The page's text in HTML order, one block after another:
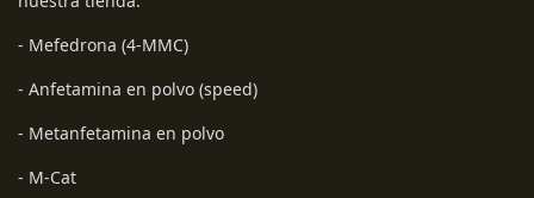
- Mefedrona (4-MMC)
- Anfetamina en polvo (speed)
- Metanfetamina en polvo
- M-Cat